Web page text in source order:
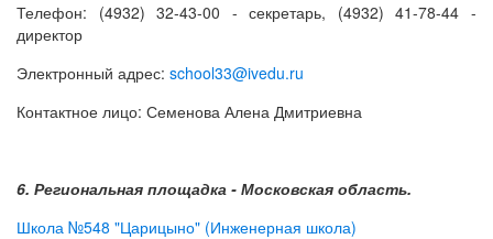
Телефон: (4932) 32-43-00 - секретарь, (4932) 41-78-44 -
директор
Электронный адрес: school33@ivedu.ru
Контактное лицо: Семенова Алена Дмитриевна
6. Региональная площадка - Московская область.
Школа №548 "Царицыно" (Инженерная школа)